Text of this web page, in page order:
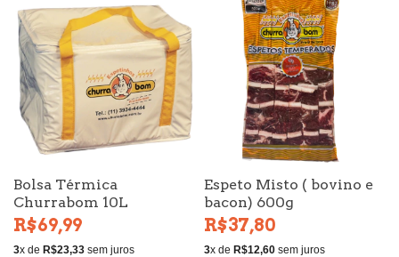
Bolsa Térmica
Churrabom 10L
R$69,99
3x de R$23,33 sem juros
Espeto Misto ( bovino e
bacon) 600g
R$37,80
3x de R$12,60 sem juros